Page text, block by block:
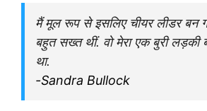
मैं मूल रूप से इसलिए चीयर लीडर बन
बहुत सख्त थीं. वो मेरा एक बुरी लड़की
था.
-Sandra Bullock